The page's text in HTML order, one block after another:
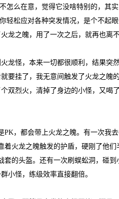
怎么在意，觉得它没啥特别的，其
轻松应对各种突发情况，是个不起
龙之魄，用了一次之后，就再也离
龙怪，本来一切都很顺利，结果突
要挂了，我无意间触发了火龙之魄
双烈火，清掉了身边的小怪，又喝
PK，都会带上火龙之魄。有一次我
着火龙之魄触发的护盾，硬刚了他
套的头盔。还有一次刷蜈蚣洞，碰
小怪，练级效率直接翻倍。